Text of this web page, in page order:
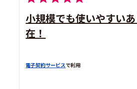
小規模でも使いやすい
在！
電子契約サービスで利用